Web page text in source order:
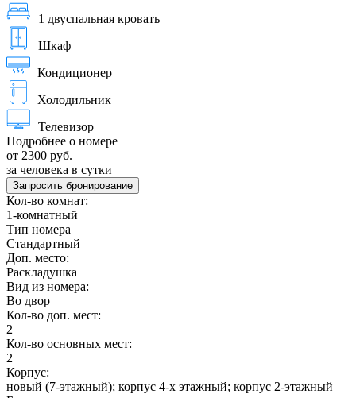
1 двуспальная кровать
Шкаф
Кондиционер
Холодильник
Телевизор
Подробнее о номере
от 2300 руб.
за человека в сутки
Запросить бронирование
Кол-во комнат:
1-комнатный
Тип номера
Стандартный
Доп. место:
Раскладушка
Вид из номера:
Во двор
Кол-во доп. мест:
2
Кол-во основных мест:
2
Корпус:
новый (7-этажный); корпус 4-х этажный; корпус 2-этажный